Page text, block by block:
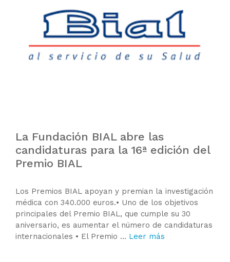
La Fundación BIAL abre las
candidaturas para la 16ª edición del
Premio BIAL
Los Premios BIAL apoyan y premian la investigación
médica con 340.000 euros.• Uno de los objetivos
principales del Premio BIAL, que cumple su 30
aniversario, es aumentar el número de candidaturas
internacionales • El Premio … Leer más